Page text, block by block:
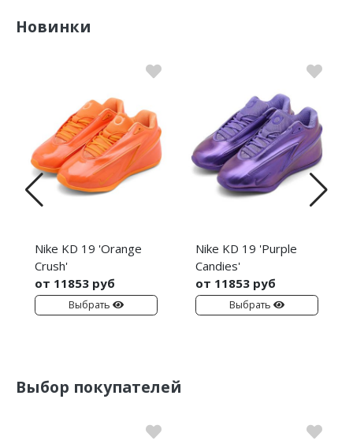
Новинки
Nike KD 19 'Orange
Crush'
от 11853 руб
Выбрать
Nike KD 19 'Purple
Candies'
от 11853 руб
Выбрать
Выбор покупателей